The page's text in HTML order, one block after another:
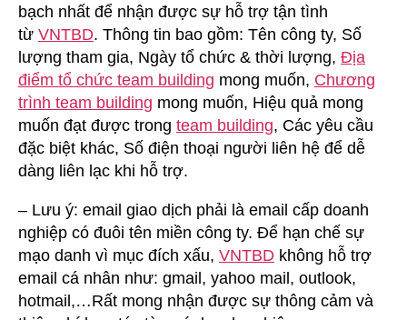
bạch nhất để nhận được sự hỗ trợ tận tình
từ VNTBD. Thông tin bao gồm: Tên công ty, Số
lượng tham gia, Ngày tổ chức & thời lượng, Địa
điểm tổ chức team building mong muốn, Chương
trình team building mong muốn, Hiệu quả mong
muốn đạt được trong team building, Các yêu cầu
đặc biệt khác, Số điện thoại người liên hệ để dễ
dàng liên lạc khi hỗ trợ.
– Lưu ý: email giao dịch phải là email cấp doanh
nghiệp có đuôi tên miền công ty. Để hạn chế sự
mạo danh vì mục đích xấu, VNTBD không hỗ trợ
email cá nhân như: gmail, yahoo mail, outlook,
hotmail,…Rất mong nhận được sự thông cảm và